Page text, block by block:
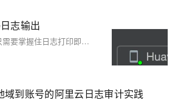
志输出
针对初学者而言，大家只需要掌握住日志打印即可，等到了鸿蒙应用开发的时候，还有一个鸿蒙原生的打印工具HiLog，到时，我们也会详细的去讲述，也会针对HiLog，封装一个通用的工具类。
域到账号的阿里云日志审计实践